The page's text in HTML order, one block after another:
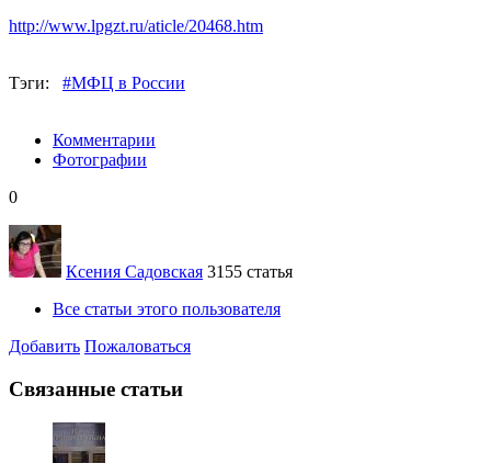
http://www.lpgzt.ru/aticle/20468.htm
Тэги: #МФЦ в России
Комментарии
Фотографии
0
Ксения Садовская 3155 статья
Все статьи этого пользователя
Добавить Пожаловаться
Связанные статьи